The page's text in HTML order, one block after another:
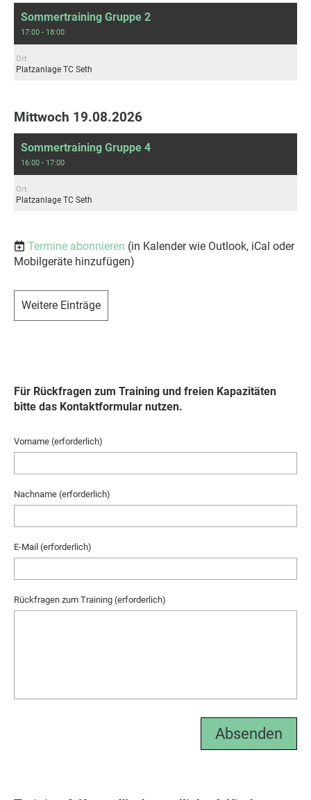
Sommertraining Gruppe 2
17:00 - 18:00
Ort
Platzanlage TC Seth
Mittwoch 19.08.2026
Sommertraining Gruppe 4
16:00 - 17:00
Ort
Platzanlage TC Seth
Termine abonnieren (in Kalender wie Outlook, iCal oder
Mobilgeräte hinzufügen)
Weitere Einträge
Für Rückfragen zum Training und freien Kapazitäten
bitte das Kontaktformular nutzen.
Vorname (erforderlich)
Nachname (erforderlich)
E-Mail (erforderlich)
Rückfragen zum Training (erforderlich)